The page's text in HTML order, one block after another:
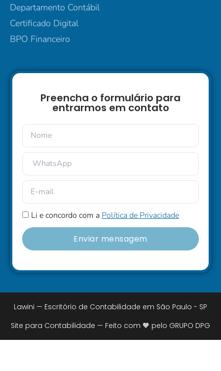
Departamento Contábil
Certificado Digital
BPO Financeiro
Preencha o formulário para
entrarmos em contato
Li e concordo com a Política de Privacidade
Enviar mensagem
Lawini — Escritório de Contabilidade em São Paulo - SP
Site para Contabilidade — Feito com 🧡 pelo GRUPO DPG